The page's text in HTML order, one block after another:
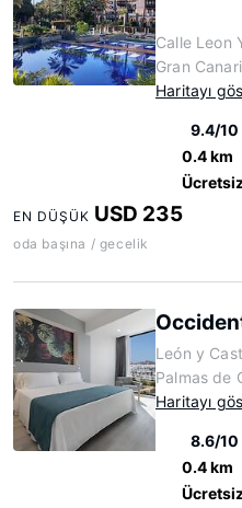
Calle Leon
Gran
Haritayı
9.4/10
0.4 km
EN DÜŞÜK USD 235
oda başına / gecelik
León y
Palmas de
Haritayı
8.6/10
0.4 km